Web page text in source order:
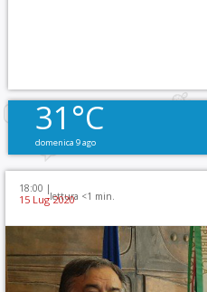
31°C
domenica 9 ago
18:00 |
lettura <1 min.
15 Lug 2020